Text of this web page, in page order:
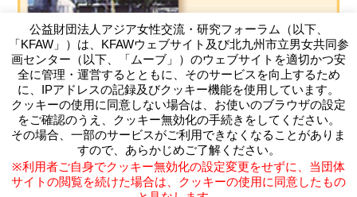
（公財）アジア女性交流・研究フォーラム
Kitakyushu Forum on Asian Women
〒803-0814 北九州市小倉北区大手町11-4北九州市大手町ビ
ル3F
TEL093-583-3434 FAX093-583-5195
公益財団法人アジア女性交流・研究フォーラム（以下、
「KFAW」）は、KFAWウェブサイト及び北九州市立男女共同参
画センター（以下、「ムーブ」）のウェブサイトを適切かつ安
全に管理・運営するとともに、そのサービスを向上するため
に、IPアドレスの記録及びクッキー機能を使用しています。
クッキーの使用に同意しない場合は、お使いのブラウザの設定
をご確認のうえ、クッキー無効化の手続きをしてください。
その場合、一部のサービスがご利用できなくなることがありま
すので、あらかじめご了解ください。
※利用者ご自身でクッキー無効化の設定変更をせずに、当団体
サイトの閲覧を続けた場合は、クッキーの使用に同意したもの